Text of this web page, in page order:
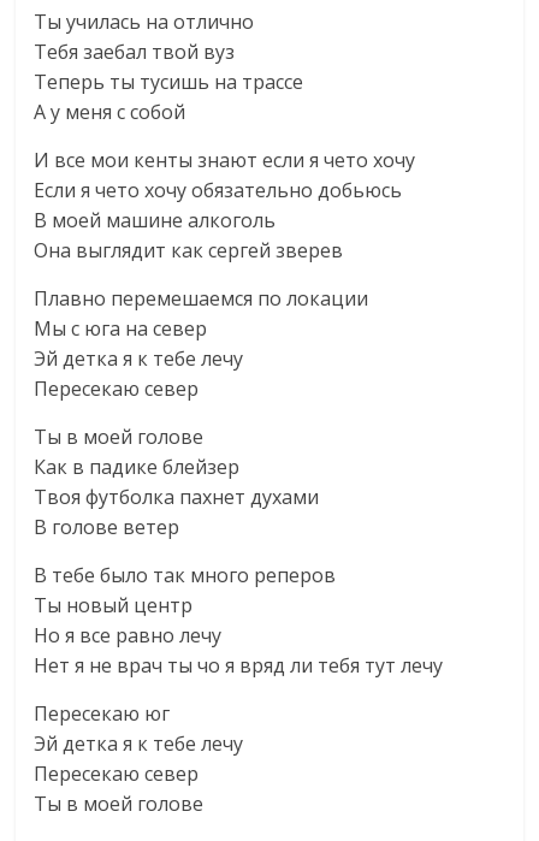
Ты училась на отлично
Тебя заебал твой вуз
Теперь ты тусишь на трассе
А у меня с собой
И все мои кенты знают если я чето хочу
Если я чето хочу обязательно добьюсь
В моей машине алкоголь
Она выглядит как сергей зверев
Плавно перемешаемся по локации
Мы с юга на север
Эй детка я к тебе лечу
Пересекаю север
Ты в моей голове
Как в падике блейзер
Твоя футболка пахнет духами
В голове ветер
В тебе было так много реперов
Ты новый центр
Но я все равно лечу
Нет я не врач ты чо я вряд ли тебя тут лечу
Пересекаю юг
Эй детка я к тебе лечу
Пересекаю север
Ты в моей голове